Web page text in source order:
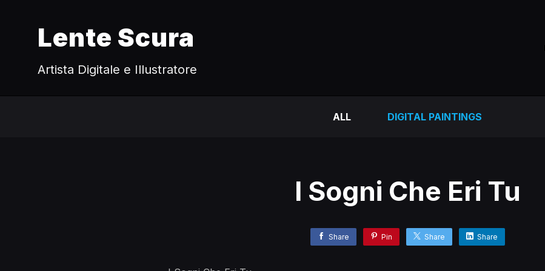
Lente Scura
Artista Digitale e Illustratore
ALL DIGITAL PAINTINGS
I Sogni Che Eri Tu
Share Pin Share Share